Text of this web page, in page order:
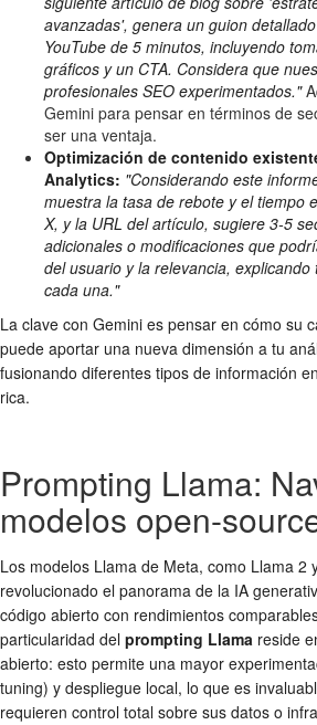
avanzadas', genera un guion
YouTube de 5 minutos, incluyendo
gráficos y un CTA. Considera que
profesionales SEO experimentados."
Gemini para pensar en términos de
ser una ventaja.
Optimización de contenido
Analytics: "Considerando este
muestra la tasa de rebote y el tiempo
X, y la URL del artículo, sugiere 3-5
adicionales o modificaciones que
del usuario y la relevancia,
cada una."
La clave con Gemini es pensar en cómo su
puede aportar una nueva dimensión a tu
fusionando diferentes tipos de información
rica.
Prompting Llama:
modelos open-
Los modelos Llama de Meta, como Llama 2
revolucionado el panorama de la IA
código abierto con rendimientos
particularidad del prompting Llama reside
abierto: esto permite una mayor
tuning) y despliegue local, lo que es
requieren control total sobre sus datos o